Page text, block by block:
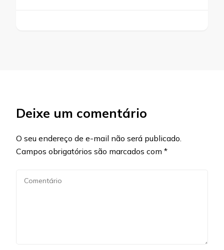
Deixe um comentário
O seu endereço de e-mail não será publicado.
Campos obrigatórios são marcados com *